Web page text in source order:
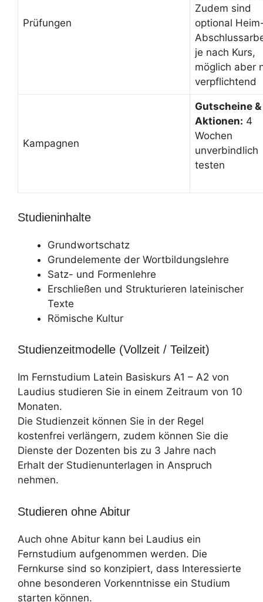
Prüfungen
Zudem sind
optional
je nach Kurs,
möglich aber
verpflichtend
Kampagnen
Gutscheine &
Aktionen: 4
Wochen
unverbindlich
testen
Studieninhalte
Grundwortschatz
Grundelemente der Wortbildungslehre
Satz- und Formenlehre
Erschließen und Strukturieren lateinischer
Texte
Römische Kultur
Studienzeitmodelle (Vollzeit / Teilzeit)
Im Fernstudium Latein Basiskurs A1 – A2 von
Laudius studieren Sie in einem Zeitraum von 10
Monaten.
Die Studienzeit können Sie in der Regel
kostenfrei verlängern, zudem können Sie die
Dienste der Dozenten bis zu 3 Jahre nach
Erhalt der Studienunterlagen in Anspruch
nehmen.
Studieren ohne Abitur
Auch ohne Abitur kann bei Laudius ein
Fernstudium aufgenommen werden. Die
Fernkurse sind so konzipiert, dass Interessierte
ohne besonderen Vorkenntnisse ein Studium
starten können.